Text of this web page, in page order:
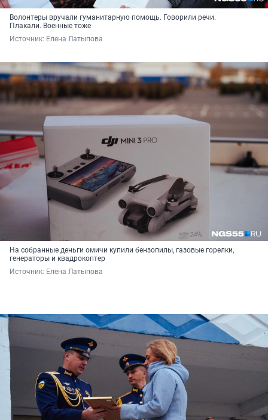
Волонтеры вручали гуманитарную помощь. Говорили речи.
Плакали. Военные тоже
Источник: Елена Латыпова
На собранные деньги омичи купили бензопилы, газовые горелки,
генераторы и квадрокоптер
Источник: Елена Латыпова